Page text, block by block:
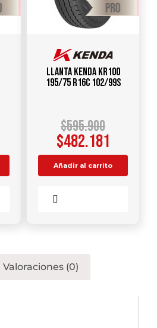
Llanta KENDA KR100
195/75 R16C 102/99S
$595.900
$482.181
Añadir al carrito
Valoraciones (0)